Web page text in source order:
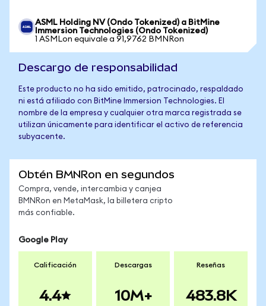
ASML Holding NV (Ondo Tokenized) a BitMine
Immersion Technologies (Ondo Tokenized)
1 ASMLon equivale a 91,9762 BMNRon
Descargo de responsabilidad
Este producto no ha sido emitido, patrocinado, respaldado
ni está afiliado con BitMine Immersion Technologies. El
nombre de la empresa y cualquier otra marca registrada se
utilizan únicamente para identificar el activo de referencia
subyacente.
Obtén BMNRon en segundos
Compra, vende, intercambia y canjea
BMNRon en MetaMask, la billetera cripto
más confiable.
Google Play
Calificación
4.4
Descargas
10M+
Reseñas
483.8K